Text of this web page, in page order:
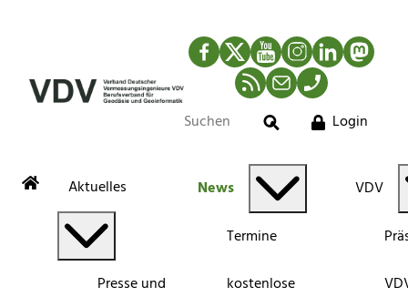
Facebook
TwitterYouTubeInstagram
LinkedIn
RSS-Newsfeed
MailTelefon
Suche
Login
Aktuelles
Presse und
News
Termine
kostenlose
VDV